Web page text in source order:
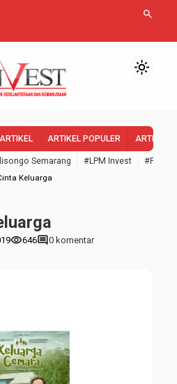
search
light_mode
ARTIKEL ARTIKEL POPULER ARTIKEL
Semarang #LPM Invest
#FEBI
Keluarga
visibility646comment0 komentar